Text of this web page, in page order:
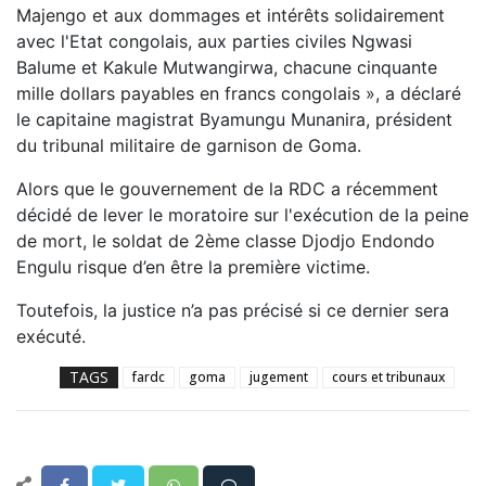
Majengo et aux dommages et intérêts solidairement
avec l'Etat congolais, aux parties civiles Ngwasi
Balume et Kakule Mutwangirwa, chacune cinquante
mille dollars payables en francs congolais », a déclaré
le capitaine magistrat Byamungu Munanira, président
du tribunal militaire de garnison de Goma.
Alors que le gouvernement de la RDC a récemment
décidé de lever le moratoire sur l'exécution de la peine
de mort, le soldat de 2ème classe Djodjo Endondo
Engulu risque d’en être la première victime.
Toutefois, la justice n’a pas précisé si ce dernier sera
exécuté.
TAGS fardc goma jugement cours et tribunaux